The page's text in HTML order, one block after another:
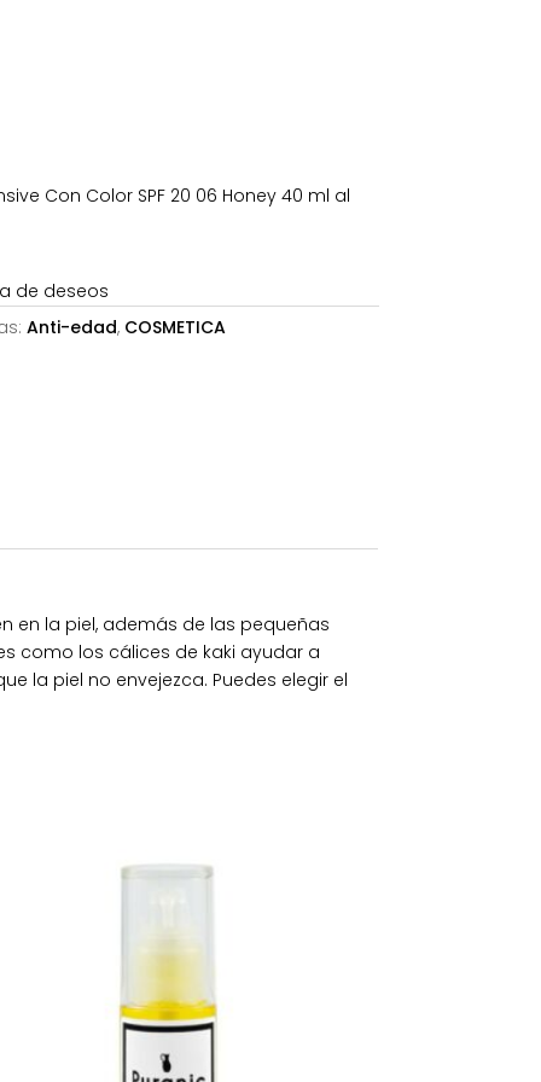
Con Color SPF 20 06 Honey 40 ml al
de deseos
Anti-edad, COSMETICA
en la piel, además de las pequeñas
como los cálices de kaki ayudar a
la piel no envejezca. Puedes elegir el